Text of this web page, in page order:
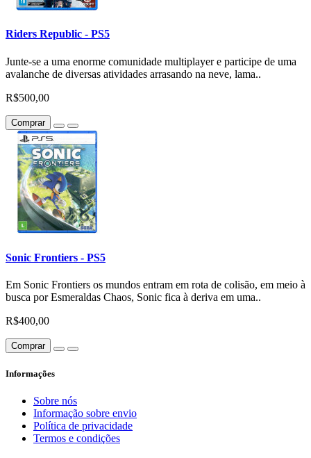
Riders Republic - PS5
Junte-se a uma enorme comunidade multiplayer e participe de uma
avalanche de diversas atividades arrasando na neve, lama..
R$500,00
Comprar
Sonic Frontiers - PS5
Em Sonic Frontiers os mundos entram em rota de colisão, em meio à
busca por Esmeraldas Chaos, Sonic fica à deriva em uma..
R$400,00
Comprar
Informações
Sobre nós
Informação sobre envio
Política de privacidade
Termos e condições